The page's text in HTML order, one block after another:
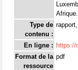
Afrique.
Type de
contenu :
En ligne : https://
Format de la
ressource
pdf